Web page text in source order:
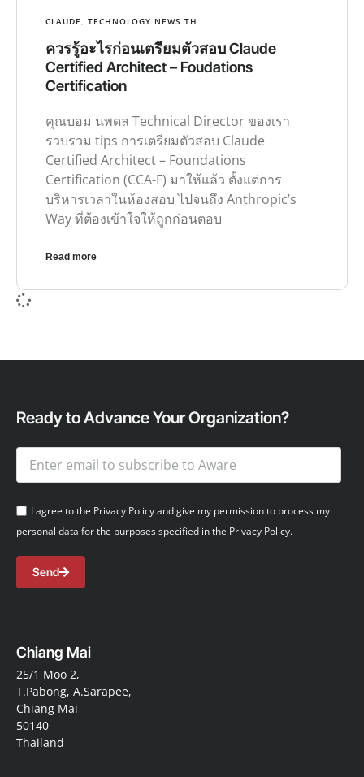
CLAUDE , TECHNOLOGY NEWS TH
ควรรู้อะไรก่อนเตรียมตัวสอบ Claude
Certified Architect – Foudations
Certification
คุณบอม นพดล Technical Director ของเรา
รวบรวม tips การเตรียมตัวสอบ Claude
Certified Architect – Foundations
Certification (CCA-F) มาให้แล้ว ตั้งแต่การ
บริหารเวลาในห้องสอบ ไปจนถึง Anthropic’s
Way ที่ต้องเข้าใจให้ถูกก่อนตอบ
Read more
Ready to Advance Your Organization?
I agree to the Privacy Policy and give my permission to process my
personal data for the purposes specified in the Privacy Policy.
Send
Chiang Mai
25/1 Moo 2,
T.Pabong, A.Sarapee,
Chiang Mai
50140
Thailand